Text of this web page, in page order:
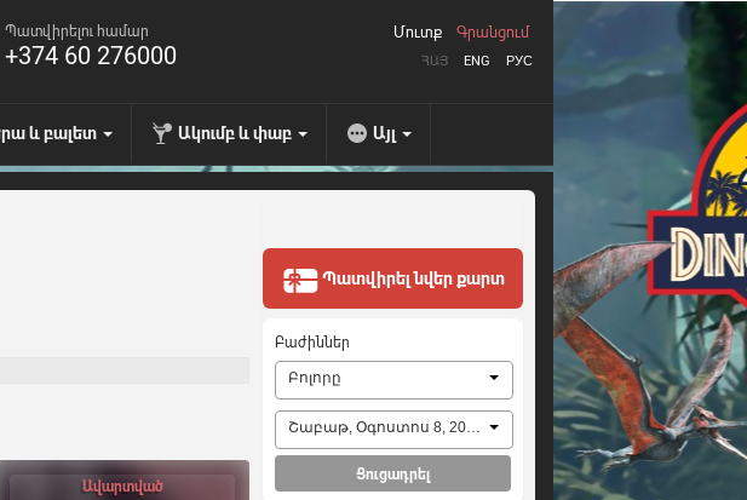
Պատվիրելու համար
+374 60 276000 ՀԱՅ ENG РУС
Մուտք Գրանցում
և բալետ Ակումբ և փաբ Այլ
Ավարտված
Պատվիրել նվեր քարտ
Բաժիններ
Բոլորը
Շաբաթ, Օգոստոս 8, 2026
Ցուցադրել